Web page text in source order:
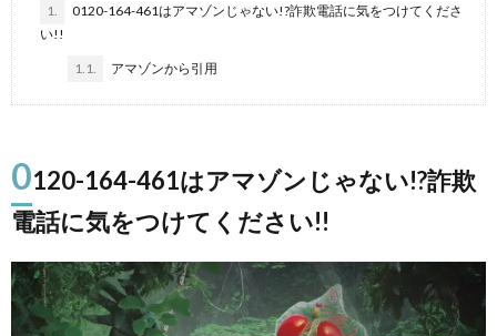
1.
0120-164-461はアマゾンじゃない!?詐欺電話に気をつけてくださ
い!!
1.1. アマゾンから引用
0120-164-461はアマゾンじゃない!?詐欺
電話に気をつけてください!!